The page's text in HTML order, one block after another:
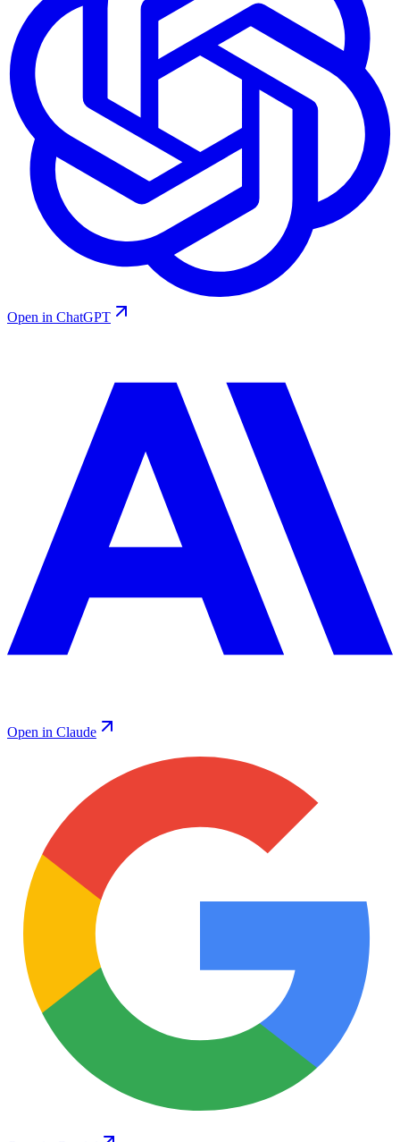
Open in ChatGPT
Open in Claude